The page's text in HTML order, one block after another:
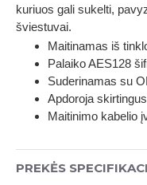
kuriuos gali sukelti,
šviestuvai.
Maitinamas iš
Palaiko AES128
Suderinamas su
Apdoroja
Maitinimo kabelio
PREKĖS